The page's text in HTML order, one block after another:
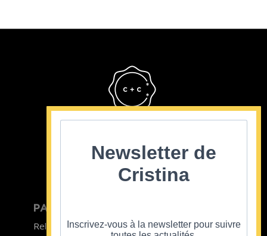
PARTICULIER
Relooking homme
Team Building
Newsletter de
Cristina
Inscrivez-vous à la newsletter pour suivre